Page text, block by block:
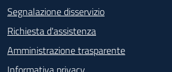
Segnalazione disservizio
Richiesta d'assistenza
Amministrazione trasparente